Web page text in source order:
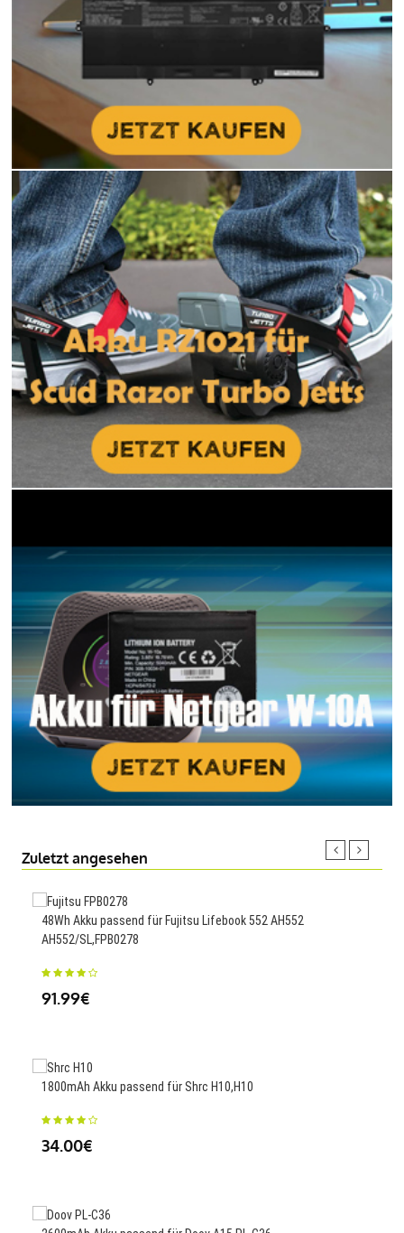
Zuletzt angesehen
48Wh Akku passend für Fujitsu Lifebook 552 AH552
AH552/SL,FPB0278
91.99€
1800mAh Akku passend für Shrc H10,H10
34.00€